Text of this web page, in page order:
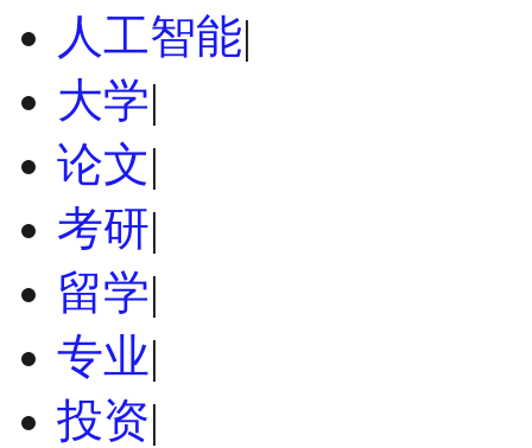
人工智能|
大学|
论文|
考研|
留学|
专业|
投资|